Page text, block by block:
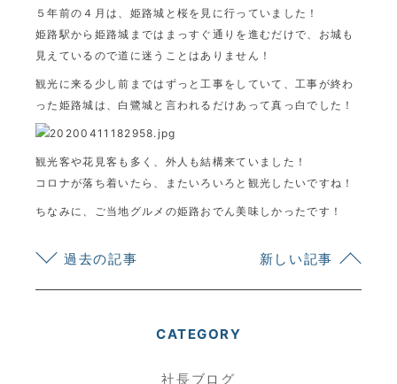
５年前の４月は、姫路城と桜を見に行っていました！
姫路駅から姫路城まではまっすぐ通りを進むだけで、お城も
見えているので道に迷うことはありません！
観光に来る少し前まではずっと工事をしていて、工事が終わ
った姫路城は、白鷺城と言われるだけあって真っ白でした！
観光客や花見客も多く、外人も結構来ていました！
コロナが落ち着いたら、またいろいろと観光したいですね！
ちなみに、ご当地グルメの姫路おでん美味しかったです！
過去の記事 新しい記事
CATEGORY
社長ブログ